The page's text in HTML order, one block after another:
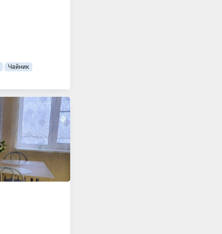
Чайник